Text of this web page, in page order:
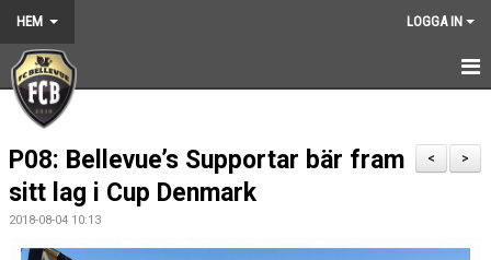
HEM LOGGA IN
HEM
NYHETER
GRUNDARNA
KONTAKT
>
<
P08: Bellevue’s Supportar bär fram
sitt lag i Cup Denmark
2018-08-04 10:13